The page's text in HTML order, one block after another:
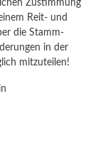
Zustimmung
Reit- und
die Stamm-
in der
mitzuteilen!